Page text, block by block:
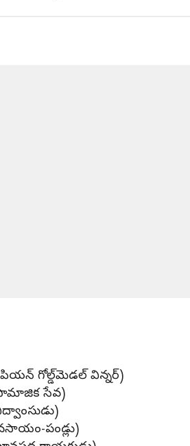
గోల్డ్‌మెడల్‌ విన్నర్‌)
సేవ)
పండ్లు)